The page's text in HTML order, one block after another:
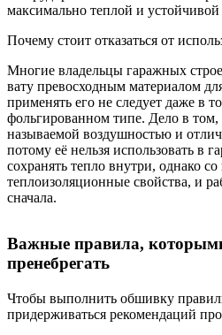
максимально теплой и устойчивой
Почему стоит отказаться от
Многие владельцы гаражных
вату превосходным материалом
применять его не следует даже в
фольгированном типе. Дело в том,
называемой воздушностью и
потому её нельзя использовать в
сохранять тепло внутри, однако
теплоизоляционные свойства, и
сначала.
Важные правила, которыми
пренебрегать
Чтобы выполнить обшивку
придерживаться рекомендаций